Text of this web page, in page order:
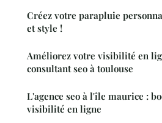
Créez votre parapluie
et style !
Améliorez votre visibilité en
consultant seo à toulouse
L'agence seo à l'île maurice :
visibilité en ligne